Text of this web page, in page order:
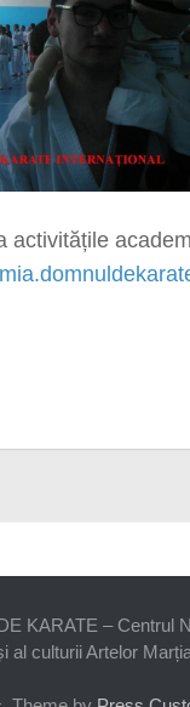
activitățile
KARATE – Centrul
al culturii Artelor